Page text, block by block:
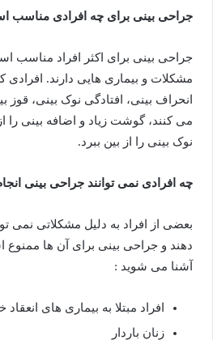
جراحی بینی برای چه افرادی مناسب
جراحی بینی برای اکثر افراد مناسب
مشکلات و بیماری هایی دارند. افرادی
انحراف بینی، افتادگی نوک بینی، قوز
می کنند، گوشت زیاد و اضافه بینی را
نوک بینی را از بین ببرد.
چه افرادی نمی توانند جراحی بینی
بعضی از افراد به دلیل مشکلاتی نمی
دهند و جراحی بینی برای آن ها ممنوع
آشنا می شوید :
افراد مبتلا به بیماری های انعقاد
زنان باردار